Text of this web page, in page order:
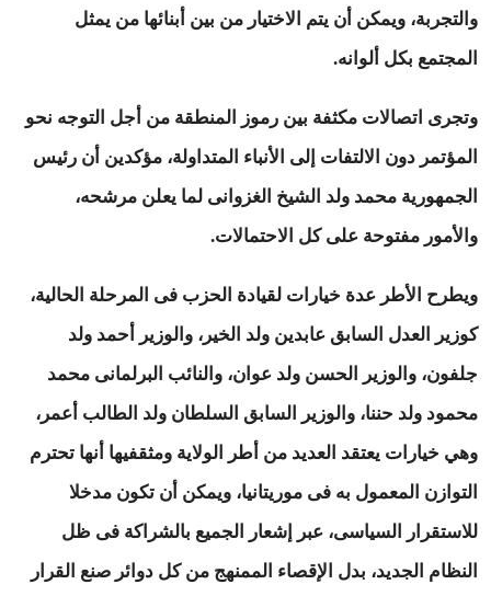
والتجربة، ويمكن أن يتم الاختيار من بين أبنائها من يمثل
المجتمع بكل ألوانه.
وتجرى اتصالات مكثفة بين رموز المنطقة من أجل التوجه نحو
المؤتمر دون الالتفات إلى الأنباء المتداولة، مؤكدين أن رئيس
الجمهورية محمد ولد الشيخ الغزوانى لما يعلن مرشحه،
والأمور مفتوحة على كل الاحتمالات.
ويطرح الأطر عدة خيارات لقيادة الحزب فى المرحلة الحالية،
كوزير العدل السابق عابدين ولد الخير، والوزير أحمد ولد
جلفون، والوزير الحسن ولد عوان، والنائب البرلمانى محمد
محمود ولد حننا، والوزير السابق السلطان ولد الطالب أعمر،
وهي خيارات يعتقد العديد من أطر الولاية ومثقفيها أنها تحترم
التوازن المعمول به فى موريتانيا، ويمكن أن تكون مدخلا
للاستقرار السياسى، عبر إشعار الجميع بالشراكة فى ظل
النظام الجديد، بدل الإقصاء الممنهج من كل دوائر صنع القرار